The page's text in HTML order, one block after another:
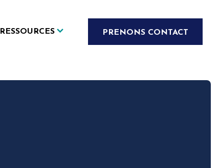
RESSOURCES PRENONS CONTACT